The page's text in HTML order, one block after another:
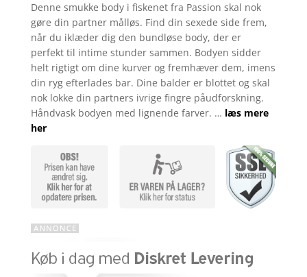
ud af 5
baseret på
kundebedø
mmelser
Denne smukke body i fiskenet fra Passion skal nok
gøre din partner målløs. Find din sexede side frem,
når du iklæder dig den bundløse body, der er
perfekt til intime stunder sammen. Bodyen sidder
helt rigtigt om dine kurver og fremhæver dem, imens
din ryg efterlades bar. Dine balder er blottet og skal
nok lokke din partners ivrige fingre påudforskning.
Håndvask bodyen med lignende farver. … læs mere
her